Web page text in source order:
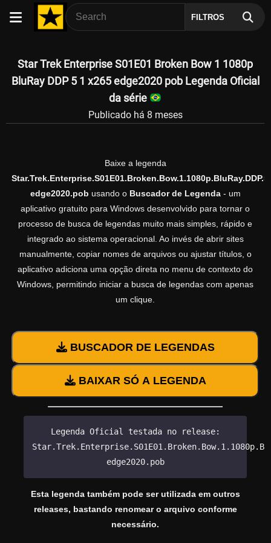
FILTROS
Star Trek Enterprise S01E01 Broken Bow 1 1080p
BluRay DDP 5 1 x265 edge2020 pob Legenda Oficial
da série
Publicado há 8 meses
Baixe a legenda
edge2020.pob usando o Buscador de Legenda- um
aplicativo gratuito para Windows desenvolvido para tornar o
processo de busca de legendas muito mais simples, rápido e
integrado ao sistema operacional. Ao invés de abrir sites
manualmente, copiar nomes de arquivos ou ajustar títulos, o
aplicativo adiciona uma opção direta no menu de contexto do
Windows, permitindo iniciar a busca de legendas com apenas
um clique.
BUSCADOR DE LEGENDAS
BAIXAR SÓ A LEGENDA
Legenda Oficial testada no release:
edge2020.pob
Esta legenda também pode ser utilizada em outros
releases, bastando renomear o arquivo conforme
necessário.